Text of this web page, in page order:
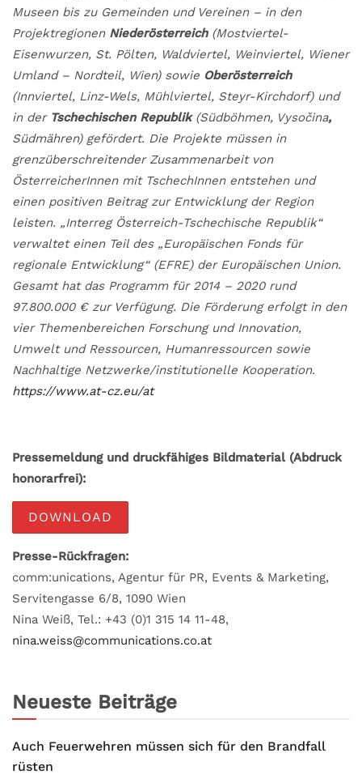
Museen bis zu Gemeinden und Vereinen – in den
Projektregionen Niederösterreich (Mostviertel-
Eisenwurzen, St. Pölten, Waldviertel, Weinviertel, Wiener
Umland – Nordteil, Wien) sowie Oberösterreich
(Innviertel, Linz-Wels, Mühlviertel, Steyr-Kirchdorf) und
in der Tschechischen Republik(Südböhmen, Vysočina,
Südmähren) gefördert. Die Projekte müssen in
grenzüberschreitender Zusammenarbeit von
ÖsterreicherInnen mit TschechInnen entstehen und
einen positiven Beitrag zur Entwicklung der Region
leisten. „Interreg Österreich-Tschechische Republik“
verwaltet einen Teil des „Europäischen Fonds für
regionale Entwicklung“ (EFRE) der Europäischen Union.
Gesamt hat das Programm für 2014 – 2020 rund
97.800.000 € zur Verfügung. Die Förderung erfolgt in den
vier Themenbereichen Forschung und Innovation,
Umwelt und Ressourcen, Humanressourcen sowie
Nachhaltige Netzwerke/institutionelle Kooperation.
https://www.at-cz.eu/at
Pressemeldung und druckfähiges Bildmaterial (Abdruck
honorarfrei):
DOWNLOAD
Presse-Rückfragen:
comm:unications, Agentur für PR, Events & Marketing,
Servitengasse 6/8, 1090 Wien
Nina Weiß, Tel.: +43 (0)1 315 14 11-48,
nina.weiss@communications.co.at
Neueste Beiträge
Auch Feuerwehren müssen sich für den Brandfall
rüsten